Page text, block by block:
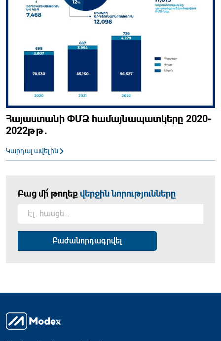
Հայաստանի ՓՄՁ համայնապատկերը 2020-
2022թթ․
Կարդալ ավելին
Բաց մի՛ թողեք վերջին նորությունները